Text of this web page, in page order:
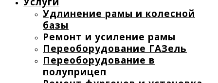
Удлинение рамы и колесной
базы
Ремонт и усиление рамы
Переоборудование ГАЗель
Переоборудование в
полуприцеп